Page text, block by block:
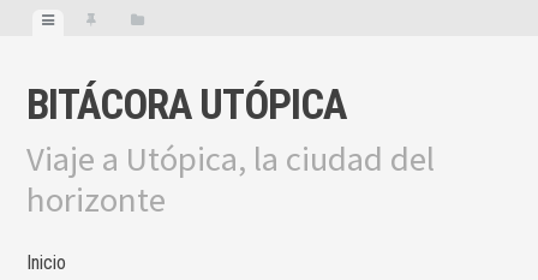
BITÁCORA UTÓPICA
Viaje a Utópica, la ciudad del
horizonte
Inicio